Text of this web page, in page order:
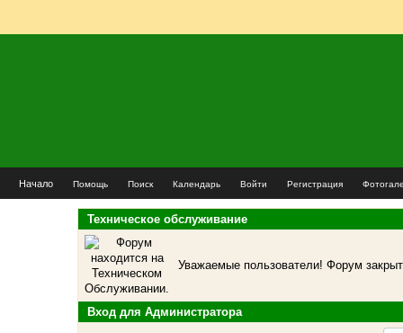
Начало Помощь Поиск Календарь Войти Регистрация
Техническое обслуживание
Уважаемые пользователи! Форум
Вход для Администратора